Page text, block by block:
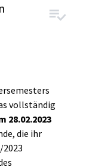
vollständig
28.02.2023
die ihr